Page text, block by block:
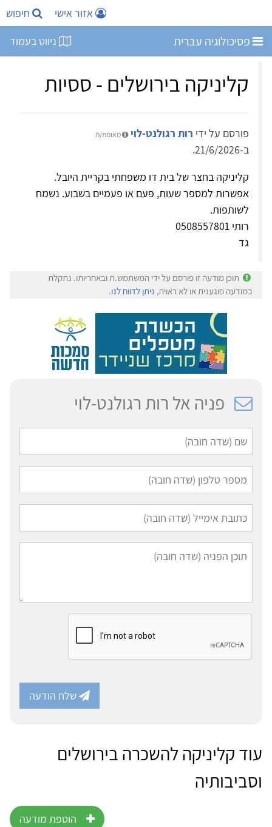
אזור אישי חיפוש
פסיכולוגיה עברית ניווט בעמוד
קליניקה בירושלים - ססיות
פורסם על ידי רות רגולנט-לוי מאומת/ת
ב-21/6/2026.
קליניקה בחצר של בית דו משפחתי בקריית היובל.
אפשרות למספר שעות, פעם או פעמיים בשבוע. נשמח
לשותפות.
רותי 0508557801
גד
תוכן מודעה זו פורסם על ידי המשתמש.ת ובאחריותו. נתקלת
במודעה פוגענית או לא ראויה, ניתן לדווח לנו.
פניה אל רות רגולנט-לוי
שלח הודעה
עוד קליניקה להשכרה בירושלים
וסביבותיה
הוספת מודעה